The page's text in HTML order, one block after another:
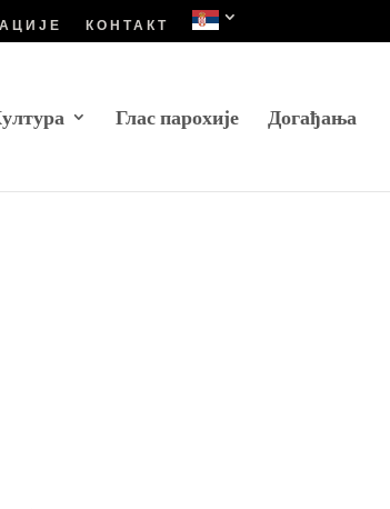
КОНТАКТ
Глас парохије Догађања